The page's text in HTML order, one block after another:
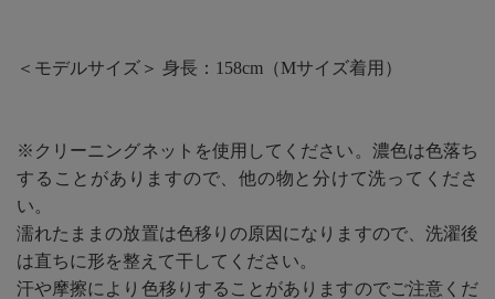
＜モデルサイズ＞ 身長：158cm（Mサイズ着用）
※クリーニングネットを使用してください。濃色は色落ち
することがありますので、他の物と分けて洗ってくださ
い。
濡れたままの放置は色移りの原因になりますので、洗濯後
は直ちに形を整えて干してください。
汗や摩擦により色移りすることがありますのでご注意くだ